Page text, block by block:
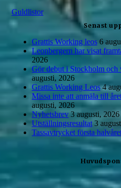
e
f
Guldlistor
Senast
Grattis Working leos 6
Leonbergern har visat
2026
Gör debut i Stockholm
augusti, 2026
Grattis Working Leos 4
Missa inte att anmäla till
augusti, 2026
Nyhetsbrev 3 augusti, 2026
Utställningsresultat 3
Tassavtrycket första